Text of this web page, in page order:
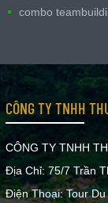
combo
CÔNG TY TNHH
CÔNG TY TNHH
Địa Chỉ: 75/7 Trần
Điện Thoại: Tour